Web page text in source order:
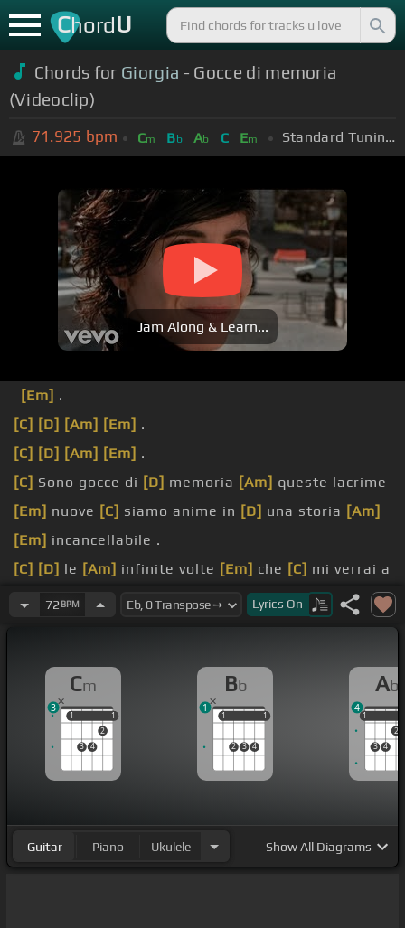
ChordU
Chords for Giorgia - Gocce di memoria
(Videoclip)
71.925 bpm Cm Bb Ab C Em Standard Tuning (EADGBE)
Jam Along & Learn...
[Em] .
[C] [D] [Am] [Em] .
[C] [D] [Am] [Em] .
[C] Sono gocce di [D] memoria [Am] queste lacrime
[Em] nuove [C] siamo anime in [D] una storia [Am]
[Em] incancellabile .
[C] [D] le [Am] infinite volte [Em] che [C] mi verrai a
cercare [Am]nelle mie stanze[Em]vuote .
inafferrabile[D]la
siamo indivisibili siamo uguali e
fragili
siamo già così
lontani .
[D] [Am] [Em]
72 BPM Lyrics On
Cm
1
3 4
2
1
1 1
3
Bb
1
2 3 4
1
1 1
1
Ab
1
3 4
2
1
4
Guitar Piano Ukulele ShowAll Diagrams